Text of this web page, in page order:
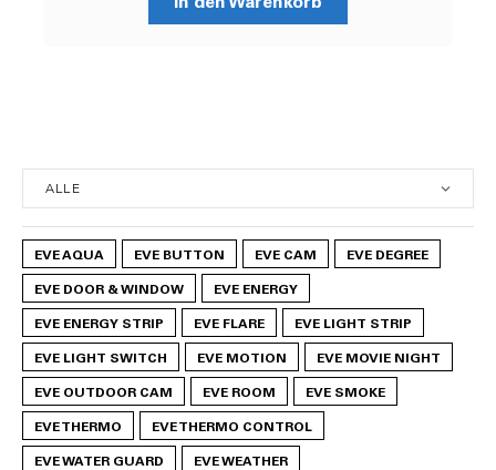
EVE AQUA EVE BUTTON EVE CAM
EVE DEGREE
EVE DOOR & WINDOW
EVE ENERGY
EVE ENERGY STRIP
EVE FLARE
EVE LIGHT STRIP
EVE LIGHT SWITCH
EVE MOTION
EVE MOVIE NIGHT
EVE OUTDOOR CAM
EVE ROOM
EVE SMOKE
EVE THERMO
EVE THERMO CONTROL
EVE WATER GUARD
EVE WEATHER